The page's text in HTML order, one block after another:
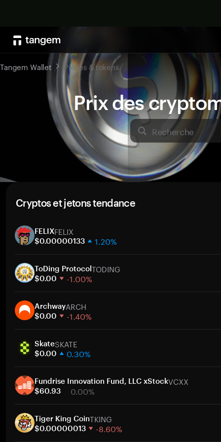
Prix des
Recherche
Tangem Wallet Pièces & tokens
Cryptos et jetons tendance
FELIXFELIX
$0.00000133 1.20%
30 jours
Capitalisation boursière
ToDing ProtocolTODING
$0.00 -1.00%
30 jours
Capitalisation boursière
ArchwayARCH
$0.00 -1.40%
30 jours
Capitalisation boursière
SkateSKATE
$0.00 0.30%
30 jours
Capitalisation boursière
Fundrise Innovation Fund, LLC xStockVCXX
$60.93 0.00%
30 jours
Capitalisation boursière
Tiger King CoinTKING
$0.00000013 -8.60%